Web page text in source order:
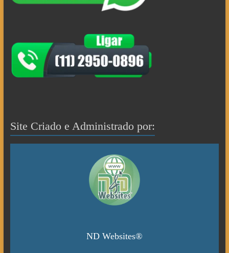
Site Criado e Administrado por:
ND Websites®